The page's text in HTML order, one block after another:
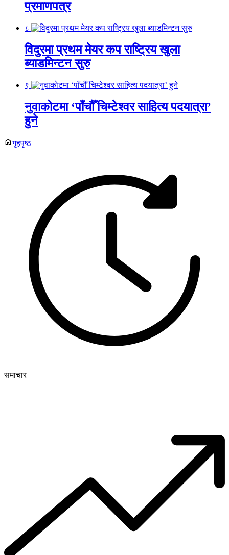
प्रमाणपत्र
८
विदुरमा प्रथम मेयर कप राष्ट्रिय खुला
ब्याडमिन्टन सुरु
९
नुवाकोटमा ‘पाँचौँ चिम्टेश्वर साहित्य पदयात्रा’
हुने
गृहपृष्ठ
समाचार